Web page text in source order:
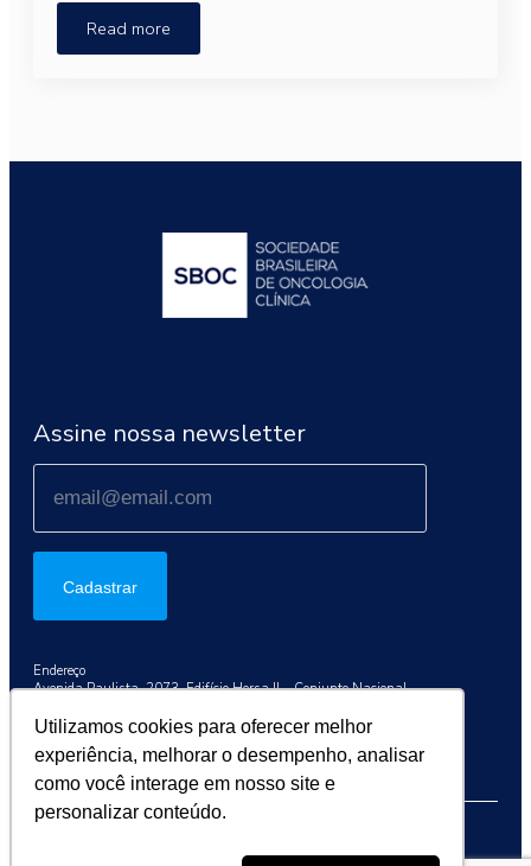
Utilizamos cookies para oferecer melhor
experiência, melhorar o desempenho, analisar
como você interage em nosso site e
personalizar conteúdo.
Read more
Assine nossa newsletter
Cadastrar
Endereço
Avenida Paulista, 2073, Edifício Horsa II – Conjunto Nacional
Telefone
+55 (11) 3192-9284